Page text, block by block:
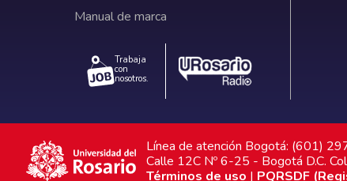
Manual de marca
Trabaja
con
nosotros.
Línea de atención Bogotá: (601)
Calle 12C Nº 6-25 - Bogotá D.C.
Términos de uso | PQRSDF